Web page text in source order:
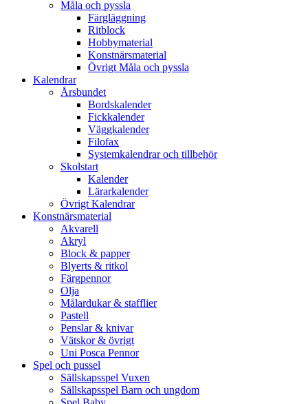
Måla och pyssla
Färgläggning
Ritblock
Hobbymaterial
Konstnärsmaterial
Övrigt Måla och pyssla
Kalendrar
Årsbundet
Bordskalender
Fickkalender
Väggkalender
Filofax
Systemkalendrar och tillbehör
Skolstart
Kalender
Lärarkalender
Övrigt Kalendrar
Konstnärsmaterial
Akvarell
Akryl
Block & papper
Blyerts & ritkol
Färgpennor
Olja
Målardukar & stafflier
Pastell
Penslar & knivar
Vätskor & övrigt
Uni Posca Pennor
Spel och pussel
Sällskapsspel Vuxen
Sällskapsspel Barn och ungdom